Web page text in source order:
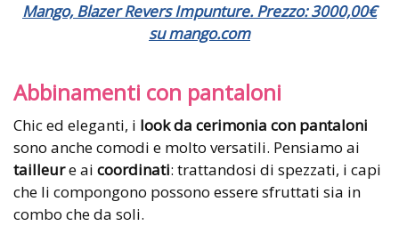
Mango, Blazer Revers Impunture. Prezzo: 3000,00€
su mango.com
Abbinamenti con pantaloni
Chic ed eleganti, i look da cerimonia con pantaloni
sono anche comodi e molto versatili. Pensiamo ai
tailleure ai coordinati: trattandosi di spezzati, i capi
che li compongono possono essere sfruttati sia in
combo che da soli.